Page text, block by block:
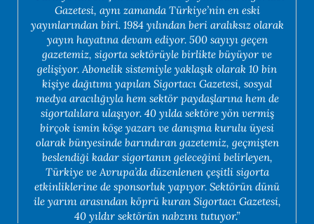
Gazetesi, aynı zamanda Türkiye’nin en eski
yayınlarından biri. 1984 yılından beri aralıksız olarak
yayın hayatına devam ediyor. 500 sayıyı geçen
gazetemiz, sigorta sektörüyle birlikte büyüyor ve
gelişiyor. Abonelik sistemiyle yaklaşık olarak 10 bin
kişiye dağıtımı yapılan Sigortacı Gazetesi, sosyal
medya aracılığıyla hem sektör paydaşlarına hem de
sigortalılara ulaşıyor. 40 yılda sektöre yön vermiş
birçok ismin köşe yazarı ve danışma kurulu üyesi
olarak bünyesinde barındıran gazetemiz, geçmişten
beslendiği kadar sigortanın geleceğini belirleyen,
Türkiye ve Avrupa’da düzenlenen çeşitli sigorta
etkinliklerine de sponsorluk yapıyor. Sektörün dünü
ile yarını arasından köprü kuran Sigortacı Gazetesi,
40 yıldır sektörün nabzını tutuyor.”